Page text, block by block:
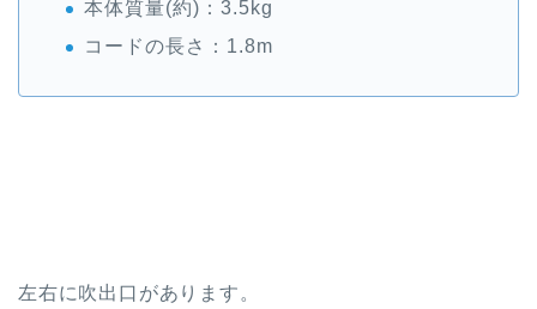
本体質量(約)：3.5kg
コードの長さ：1.8m
左右に吹出口があります。